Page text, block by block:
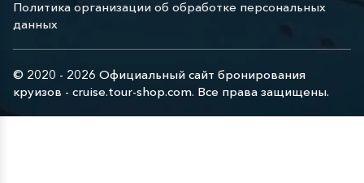
Политика организации об обработке персональных
данных
© 2020 - 2026 Официальный сайт бронирования
круизов - cruise.tour-shop.com. Все права защищены.